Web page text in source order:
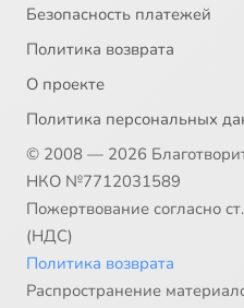
Безопасность платежей
Политика возврата
О проекте
Политика персональных
© 2008 — 2026
НКО №7712031589
Пожертвование согласно
(НДС)
Политика возврата
Распространение